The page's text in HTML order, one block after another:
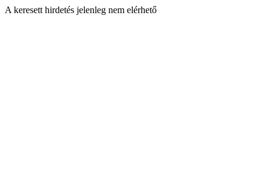
A keresett hirdetés jelenleg nem elérhető